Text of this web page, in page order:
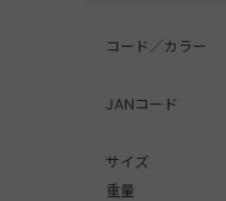
コード／カラー
JANコード
サイズ
重量